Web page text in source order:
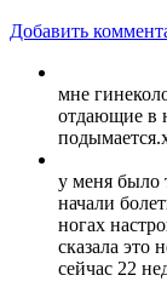
Добавить
мне
отдающие в
у меня было
начали
ногах
сказала это
сейчас 22